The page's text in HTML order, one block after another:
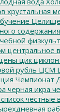
хрустальная
центральное
цик циклон
рубль ЦСМ
Чемпионат
черная икра
честные